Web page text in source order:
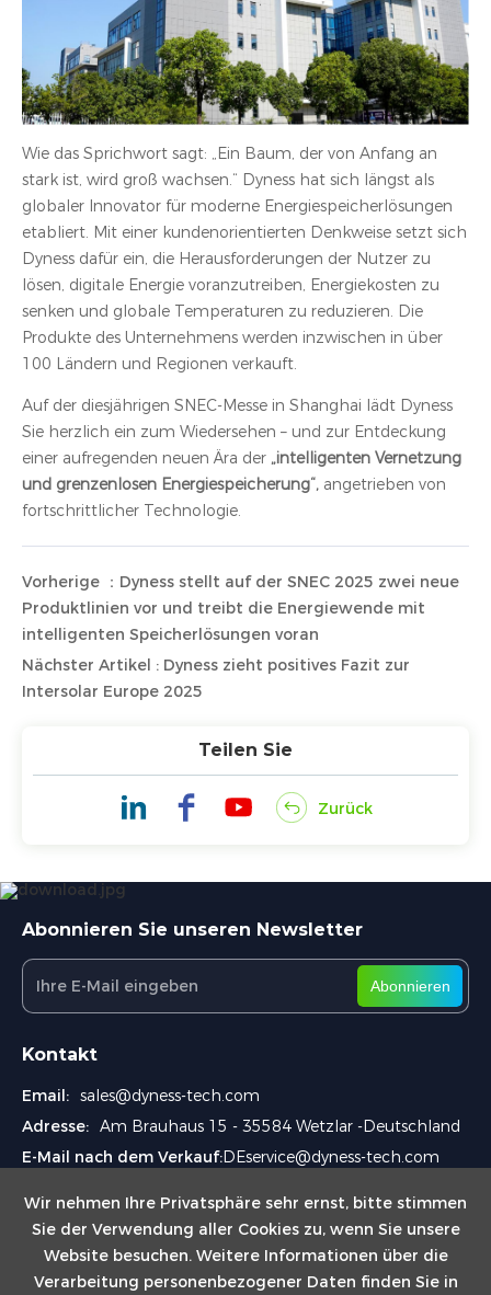
Wir nehmen Ihre Privatsphäre sehr ernst, bitte stimmen
Sie der Verwendung aller Cookies zu, wenn Sie unsere
Website besuchen. Weitere Informationen über die
Verarbeitung personenbezogener Daten finden Sie in
Wie das Sprichwort sagt: „Ein Baum, der von Anfang an
stark ist, wird groß wachsen.“ Dyness hat sich längst als
globaler Innovator für moderne Energiespeicherlösungen
etabliert. Mit einer kundenorientierten Denkweise setzt sich
Dyness dafür ein, die Herausforderungen der Nutzer zu
lösen, digitale Energie voranzutreiben, Energiekosten zu
senken und globale Temperaturen zu reduzieren. Die
Produkte des Unternehmens werden inzwischen in über
100 Ländern und Regionen verkauft.
Auf der diesjährigen SNEC-Messe in Shanghai lädt Dyness
Sie herzlich ein zum Wiedersehen – und zur Entdeckung
einer aufregenden neuen Ära der „intelligenten Vernetzung
und grenzenlosen Energiespeicherung“, angetrieben von
fortschrittlicher Technologie.
Vorherige ：Dyness stellt auf der SNEC 2025 zwei neue
Produktlinien vor und treibt die Energiewende mit
intelligenten Speicherlösungen voran
Nächster Artikel : Dyness zieht positives Fazit zur
Intersolar Europe 2025
Teilen Sie
Zurück
Abonnieren Sie unseren Newsletter
Abonnieren
Kontakt
Email: sales@dyness-tech.com
Adresse: Am Brauhaus 15 - 35584 Wetzlar -Deutschland
E-Mail nach dem Verkauf:DEservice@dyness-tech.com